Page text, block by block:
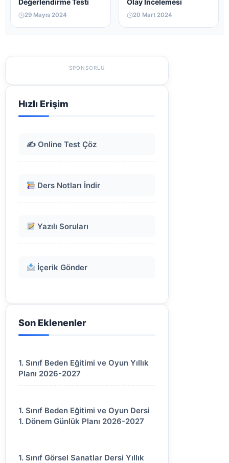
Değerlendirme Testi
29 Mayıs 2024
Olay İncelemesi
20 Mart 2024
SPONSORLU
Hızlı Erişim
✍️ Online Test Çöz
Ders Notları İndir
Yazılı Soruları
İçerik Gönder
Son Eklenenler
1. Sınıf Beden Eğitimi ve Oyun Yıllık
Planı 2026-2027
1. Sınıf Beden Eğitimi ve Oyun Dersi
1. Dönem Günlük Planı 2026-2027
1. Sınıf Görsel Sanatlar Dersi Yıllık